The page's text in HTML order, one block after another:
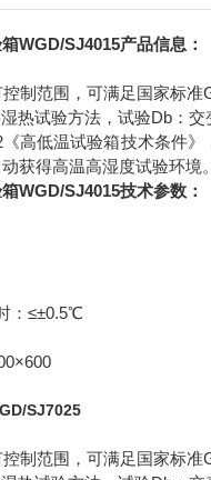
WGD/SJ4015产品信息：
制范围，可满足国家标
热试验方法，试验Db：交
高低温试验箱技术条件
获得高温高湿度试验环境。
WGD/SJ4015技术参数：
：≤±0.5℃
SJ7025
制范围，可满足国家标